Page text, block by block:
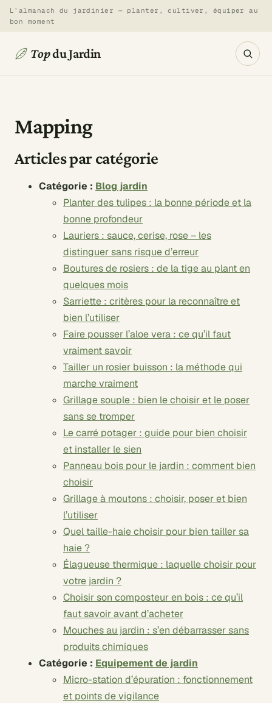
AllerL’almanach du jardinier — planter, cultiver, équiper au
bon moment
Topdu Jardin
Mapping
Articles par catégorie
Catégorie : Blog jardin
Planter des tulipes : la bonne période et la
bonne profondeur
Lauriers : sauce, cerise, rose – les
distinguer sans risque d’erreur
Boutures de rosiers : de la tige au plant en
quelques mois
Sarriette : critères pour la reconnaître et
bien l’utiliser
Faire pousser l’aloe vera : ce qu’il faut
vraiment savoir
Tailler un rosier buisson : la méthode qui
marche vraiment
Grillage souple : bien le choisir et le poser
sans se tromper
Le carré potager : guide pour bien choisir
et installer le sien
Panneau bois pour le jardin : comment bien
choisir
Grillage à moutons : choisir, poser et bien
l’utiliser
Quel taille-haie choisir pour bien tailler sa
haie ?
Élagueuse thermique : laquelle choisir pour
votre jardin ?
Choisir son composteur en bois : ce qu’il
faut savoir avant d’acheter
Mouches au jardin : s’en débarrasser sans
produits chimiques
Catégorie : Equipement de jardin
Micro-station d’épuration : fonctionnement
et points de vigilance